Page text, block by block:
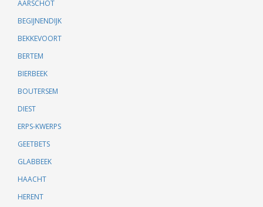
AARSCHOT
BEGIJNENDIJK
BEKKEVOORT
BERTEM
BIERBEEK
BOUTERSEM
DIEST
ERPS-KWERPS
GEETBETS
GLABBEEK
HAACHT
HERENT